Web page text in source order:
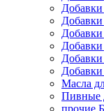
Добавки
Масла
Пивные
прочие